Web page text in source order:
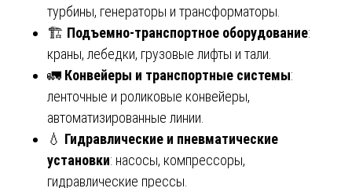
турбины, генераторы и трансформаторы.
🏗️ Подъемно-транспортное оборудование:
краны, лебедки, грузовые лифты и тали.
🚛 Конвейеры и транспортные системы:
ленточные и роликовые конвейеры,
автоматизированные линии.
💧 Гидравлические и пневматические
установки: насосы, компрессоры,
гидравлические прессы.